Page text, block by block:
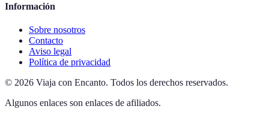
Información
Sobre nosotros
Contacto
Aviso legal
Política de privacidad
© 2026 Viaja con Encanto. Todos los derechos reservados.
Algunos enlaces son enlaces de afiliados.